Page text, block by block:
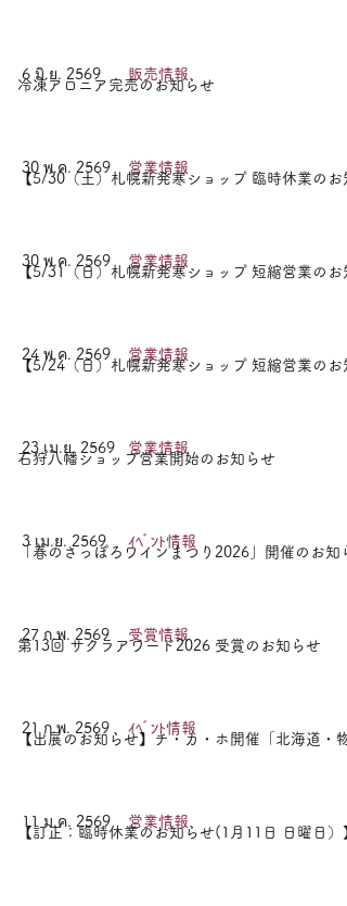
6 มิ.ย. 2569 販売情報
冷凍アロニア完売のお知らせ
30 พ.ค. 2569 営業情報
【5/30（土）札幌新発寒ショップ 臨時休業のお
30 พ.ค. 2569 営業情報
【5/31（日）札幌新発寒ショップ 短縮営業のお
24 พ.ค. 2569 営業情報
【5/24（日）札幌新発寒ショップ 短縮営業のお
23 เม.ย. 2569 営業情報
石狩八幡ショップ営業開始のお知らせ
3 เม.ย. 2569 ｲﾍﾞﾝﾄ情報
「春のさっぽろワインまつり2026」開催のお知
27 ก.พ. 2569 受賞情報
第13回 サクラアワード2026 受賞のお知らせ
21 ก.พ. 2569 ｲﾍﾞﾝﾄ情報
【出展のお知らせ】チ・カ・ホ開催「北海道
11 ม.ค. 2569 営業情報
【訂正：臨時休業のお知らせ(1月11日 日曜日）